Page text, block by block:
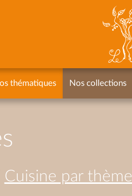
Cuisine par thème
thématiques Nos collections